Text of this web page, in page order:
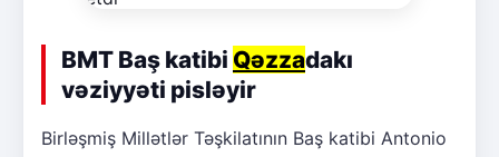
BMT Baş katibi Qəzzadakı
vəziyyəti pisləyir
Birləşmiş Millətlər Təşkilatının Baş katibi Antonio